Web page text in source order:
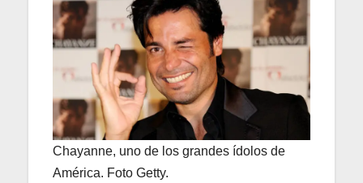
Chayanne, uno de los grandes ídolos de
América. Foto Getty.